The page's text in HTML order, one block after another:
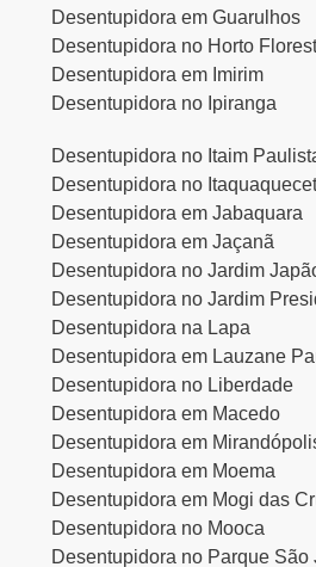
Desentupidora em Guarulhos
Desentupidora no Horto
Desentupidora em Imirim
Desentupidora no Ipiranga
Desentupidora no Itaim
Desentupidora no
Desentupidora em Jabaquara
Desentupidora em Jaçanã
Desentupidora no Jardim
Desentupidora no Jardim
Desentupidora na Lapa
Desentupidora em Lauzane
Desentupidora no Liberdade
Desentupidora em Macedo
Desentupidora em
Desentupidora em Moema
Desentupidora em Mogi das
Desentupidora no Mooca
Desentupidora no Parque São